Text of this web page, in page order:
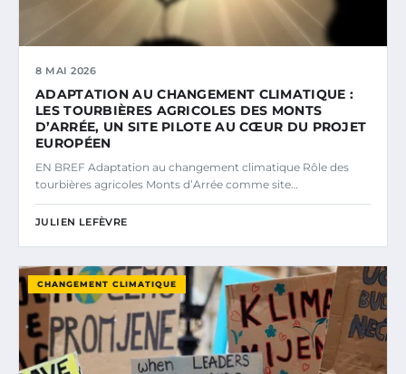
8 MAI 2026
ADAPTATION AU CHANGEMENT CLIMATIQUE :
LES TOURBIÈRES AGRICOLES DES MONTS
D’ARRÉE, UN SITE PILOTE AU CŒUR DU PROJET
EUROPÉEN
EN BREF Adaptation au changement climatique Rôle des
tourbières agricoles Monts d’Arrée comme site…
JULIEN LEFÈVRE
CHANGEMENT CLIMATIQUE